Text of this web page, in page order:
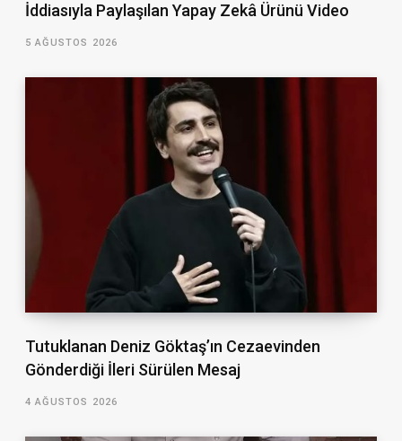
İddiasıyla Paylaşılan Yapay Zekâ Ürünü Video
5 AĞUSTOS 2026
Tutuklanan Deniz Göktaş’ın Cezaevinden
Gönderdiği İleri Sürülen Mesaj
4 AĞUSTOS 2026